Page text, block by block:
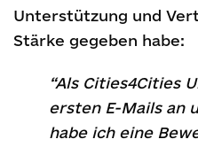
Unterstützung und
Stärke gegeben habe:
“Als Cities4Cities
ersten E-Mails an
habe ich eine